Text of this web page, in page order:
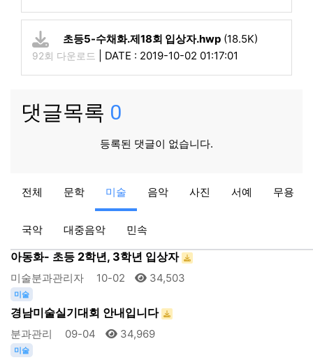
초등5-수채화.제18회 입상자.hwp (18.5K)
92회 다운로드 DATE : 2019-10-02 01:17:01
댓글목록 0
등록된 댓글이 없습니다.
전체 문학 미술 음악 사진 서예 무용
국악 대중음악 민속
제17회 경남미술실기대회
분과관리 08-10 33,840
아동화- 초등 2학년, 3학년 입상자
미술분과관리자 10-02 34,503
미술
경남미술실기대회 안내입니다
분과관리 09-04 34,969
미술